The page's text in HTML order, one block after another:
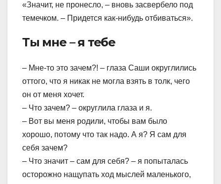
«Значит, не пронесло, – вновь засвербело под
темечком. – Придется как-нибудь отбиваться».
Ты мне – я тебе
– Мне-то это зачем?! – глаза Саши округлились
оттого, что я никак не могла взять в толк, чего
он от меня хочет.
– Что зачем? – округлила глаза и я.
– Вот вы меня родили, чтобы вам было
хорошо, потому что так надо. А я? Я сам для
себя зачем?
– Что значит – сам для себя? – я попыталась
осторожно нащупать ход мыслей маленького,